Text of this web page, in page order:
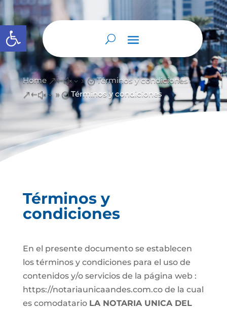
Abrir barra de herramientas
Home &#x39; Términos y condiciones
&#x39; Términos y condiciones
Términos y
condiciones
En el presente documento se establecen
los términos y condiciones para el uso de
contenidos y/o servicios de la página web :
https://notariaunicaandes.com.co de la cual
es comodatario LA NOTARIA UNICA DEL